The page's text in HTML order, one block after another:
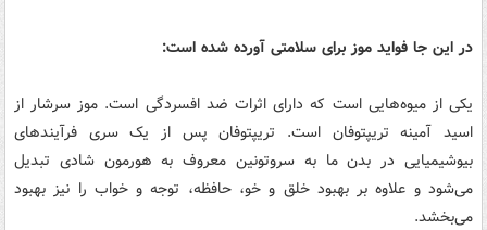
در این جا فواید موز برای سلامتی آورده شده است:
یکی از میوه‌هایی است که دارای اثرات ضد افسردگی است. موز سرشار از
اسید آمینه تریپتوفان است. تریپتوفان پس از یک سری فرآیندهای
بیوشیمیایی در بدن ما به سروتونین معروف به هورمون شادی تبدیل
می‌شود و علاوه بر بهبود خلق و خو، حافظه، توجه و خواب را نیز بهبود
می‌بخشد.